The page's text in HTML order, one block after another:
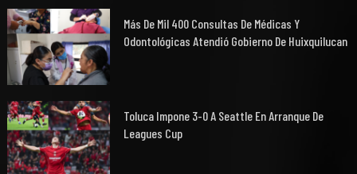
Más De Mil 400 Consultas De Médicas Y
Odontológicas Atendió Gobierno De Huixquilucan
Toluca Impone 3-0 A Seattle En Arranque De
Leagues Cup